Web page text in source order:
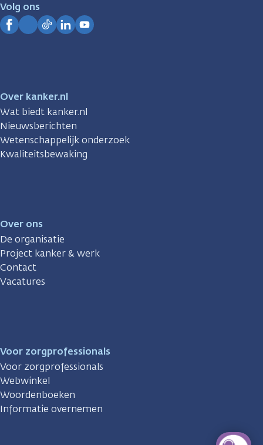
Volg ons
Over kanker.nl
Wat biedt kanker.nl
Nieuwsberichten
Wetenschappelijk onderzoek
Kwaliteitsbewaking
Over ons
De organisatie
Project kanker & werk
Contact
Vacatures
Voor zorgprofessionals
Voor zorgprofessionals
Webwinkel
Woordenboeken
Informatie overnemen